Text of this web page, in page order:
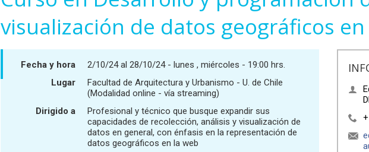
visualización de datos geográficos
Fecha y hora
2/10/24 al 28/10/24 - lunes , miércoles - 19:00 hrs.
Lugar
Facultad de Arquitectura y Urbanismo - U. de Chile
(Modalidad online - vía streaming)
Dirigido a
Profesional y técnico que busque expandir sus
capacidades de recolección, análisis y visualización de
datos en general, con énfasis en la representación de
datos geográficos en la web